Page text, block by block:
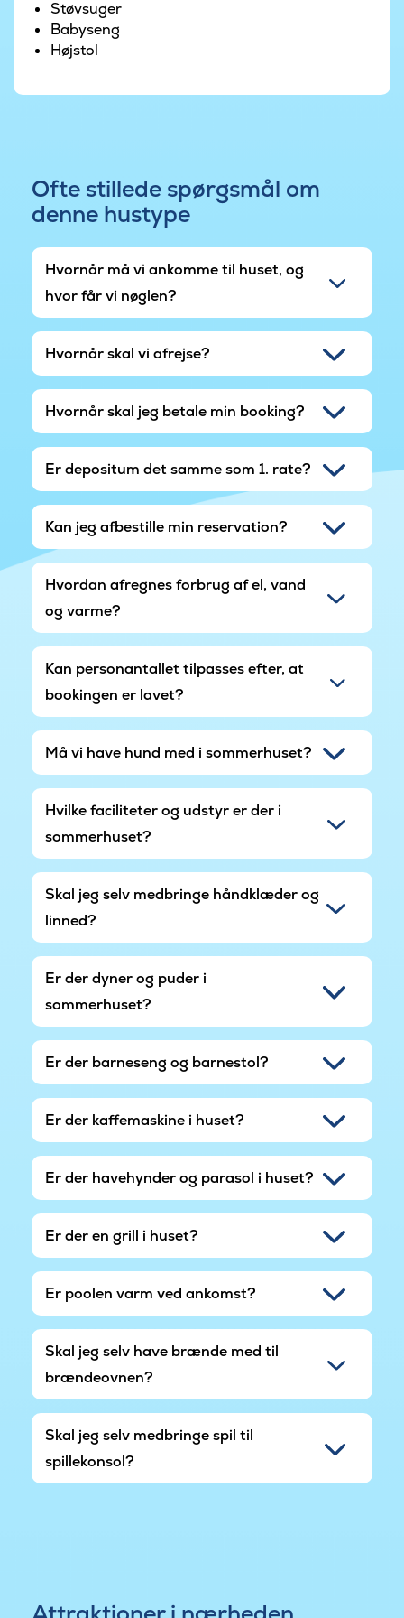
Støvsuger
Babyseng
Højstol
Ofte stillede spørgsmål om
denne hustype
Hvornår må vi ankomme til huset, og
hvor får vi nøglen?
Hvornår skal vi afrejse?
Hvornår skal jeg betale min booking?
Er depositum det samme som 1. rate?
Kan jeg afbestille min reservation?
Hvordan afregnes forbrug af el, vand
og varme?
Kan personantallet tilpasses efter, at
bookingen er lavet?
Må vi have hund med i sommerhuset?
Hvilke faciliteter og udstyr er der i
sommerhuset?
Skal jeg selv medbringe håndklæder og
linned?
Er der dyner og puder i
sommerhuset?
Er der barneseng og barnestol?
Er der kaffemaskine i huset?
Er der havehynder og parasol i huset?
Er der en grill i huset?
Er poolen varm ved ankomst?
Skal jeg selv have brænde med til
brændeovnen?
Skal jeg selv medbringe spil til
spillekonsol?